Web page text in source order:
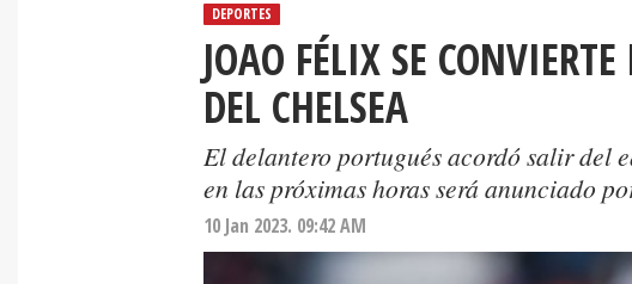
DEPORTES
JOAO FÉLIX SE
DEL CHELSEA
El delantero portugués acordó salir del
en las próximas horas será anunciado
10 Jan 2023. 09:42 AM